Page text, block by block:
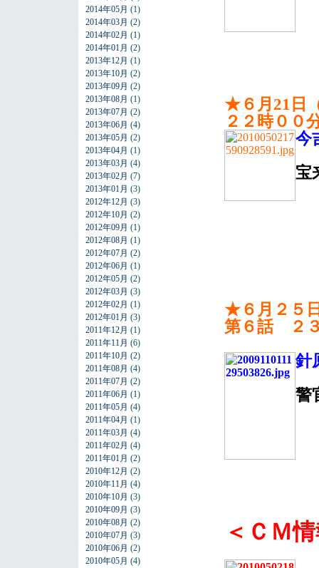
2014年05月 (1)
2014年03月 (2)
2014年02月 (1)
2014年01月 (2)
2013年12月 (1)
2013年10月 (2)
2013年09月 (2)
2013年08月 (1)
2013年07月 (2)
2013年06月 (4)
2013年05月 (2)
2013年04月 (1)
2013年03月 (4)
2013年02月 (7)
2013年01月 (3)
2012年12月 (3)
2012年10月 (2)
2012年09月 (1)
2012年08月 (1)
2012年07月 (2)
2012年06月 (1)
2012年05月 (2)
2012年03月 (3)
2012年02月 (1)
2012年01月 (3)
2011年12月 (1)
2011年11月 (6)
2011年10月 (2)
2011年08月 (4)
2011年07月 (2)
2011年06月 (1)
2011年05月 (4)
2011年04月 (1)
2011年03月 (4)
2011年02月 (4)
2011年01月 (2)
2010年12月 (2)
2010年11月 (4)
2010年10月 (3)
2010年09月 (3)
2010年08月 (2)
2010年07月 (3)
2010年06月 (2)
2010年05月 (4)
★６月21日
２２時００
今
宝
★６月２５
第６話 ２
針
警
＜ＣＭ